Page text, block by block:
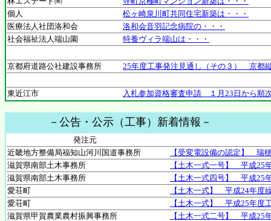
個人
松ヶ崎泉川町共同住宅新築は・・・
医療法人社団洛和会
洛和会音羽記念病院の・・・
社会福祉法人端山園
特養ヴィラ端山は・・・
京都府道路公社建設事務所 25年度工事発注見通し（その３） 京都
東近江市 入札参加資格審査申請 １月23日から順
－公告・公示（工事）新着情報－
発注元
近畿地方整備局福知山河川国道事務所
【受変電設備の認定】 瑞
滋賀県南部土木事務所
【土木一式一号】 平成25
滋賀県南部土木事務所
【土木一式四号】 平成25
愛荘町
【土木一式】 平成24年度
愛荘町
【土木一式】 平成25年度
滋賀県甲賀農業農村振興事務所
【土木一式二号】 平成25